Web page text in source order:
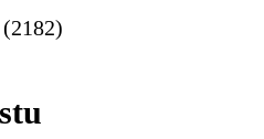
(2182)